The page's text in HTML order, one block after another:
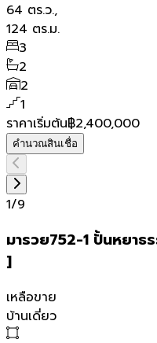
64 ตร.ว.,
124 ตร.ม.
3
2
2
1
ราคาเริ่มต้น฿2,400,000
คำนวณสินเชื่อ
1/9
มารวย752-1 ปั้นหยา
]
เหลือขาย
บ้านเดี่ยว